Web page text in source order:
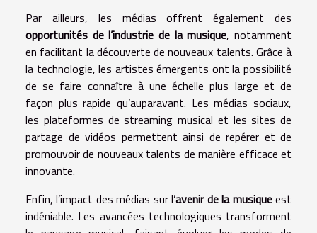
Par ailleurs, les médias offrent également des
opportunités de l’industrie de la musique, notamment
en facilitant la découverte de nouveaux talents. Grâce à
la technologie, les artistes émergents ont la possibilité
de se faire connaître à une échelle plus large et de
façon plus rapide qu’auparavant. Les médias sociaux,
les plateformes de streaming musical et les sites de
partage de vidéos permettent ainsi de repérer et de
promouvoir de nouveaux talents de manière efficace et
innovante.
Enfin, l’impact des médias sur l’avenir de la musiqueest
indéniable. Les avancées technologiques transforment